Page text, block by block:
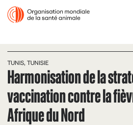
TUNIS, TUNISIE
Harmonisation de la
vaccination contre la
Afrique du Nord